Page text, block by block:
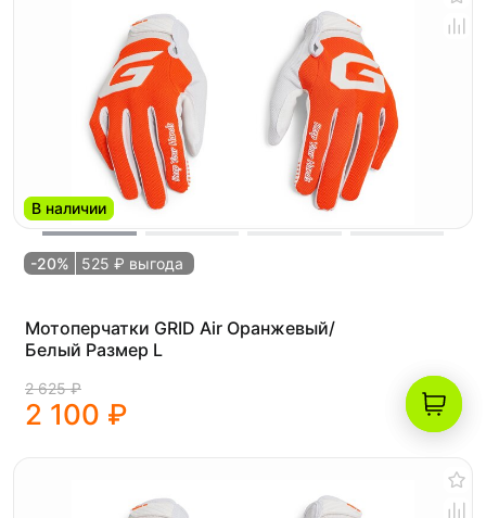
В наличии
-20% 525 ₽ выгода
Мотоперчатки GRID Air Оранжевый/
Белый Размер L
2 625 ₽
2 100 ₽